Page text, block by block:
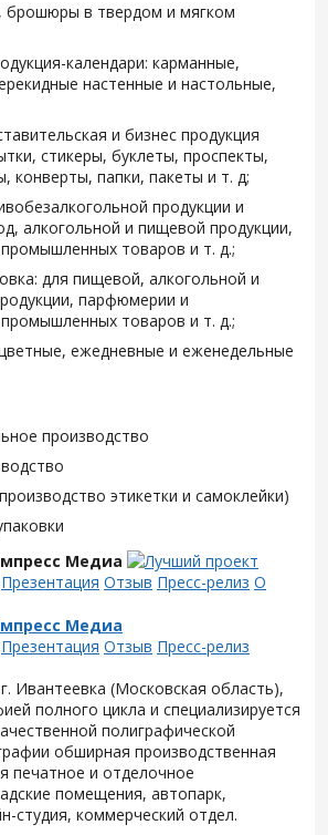
брошюры в твердом и мягком
календари: карманные,
настенные и настольные,
и бизнес продукция
стикеры, буклеты, проспекты,
конверты, папки, пакеты и т. д;
продукции и
алкогольной и пищевой продукции,
товаров и т. д.;
для пищевой, алкогольной и
парфюмерии и
товаров и т. д.;
ежедневные и еженедельные
производство
этикетки и самоклейки)
Медиа
Презентация Отзыв Пресс-релиз О
Медиа
Презентация Отзыв Пресс-релиз
Ивантеевка (Московская область),
полного цикла и специализируется
полиграфической
обширная производственная
печатное и отделочное
помещения, автопарк,
студия, коммерческий отдел.